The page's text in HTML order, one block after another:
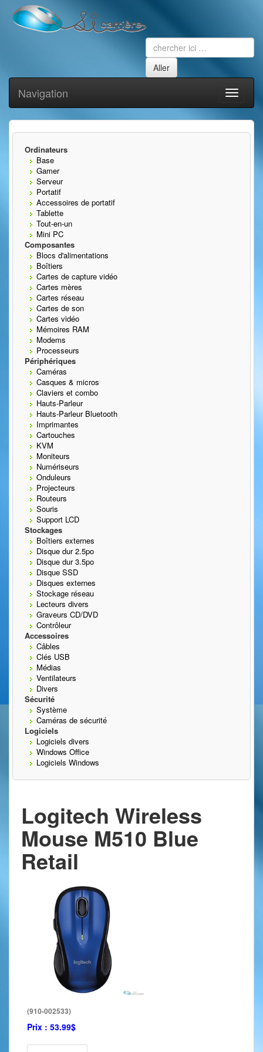
Toggle
Navigation
Ordinateurs
Base
Gamer
Serveur
Portatif
Accessoires de portatif
Tablette
Tout-en-un
Mini PC
Composantes
Blocs d'alimentations
Boîtiers
Cartes de capture vidéo
Cartes mères
Cartes réseau
Cartes de son
Cartes vidéo
Mémoires RAM
Modems
Processeurs
Périphériques
Caméras
Casques & micros
Claviers et combo
Hauts-Parleur
Hauts-Parleur Bluetooth
Imprimantes
Cartouches
KVM
Moniteurs
Numériseurs
Onduleurs
Projecteurs
Routeurs
Souris
Support LCD
Stockages
Boîtiers externes
Disque dur 2.5po
Disque dur 3.5po
Disque SSD
Disques externes
Stockage réseau
Lecteurs divers
Graveurs CD/DVD
Contrôleur
Accessoires
Câbles
Clés USB
Médias
Ventilateurs
Divers
Sécurité
Système
Caméras de sécurité
Logiciels
Logiciels divers
Windows Office
Logiciels Windows
Logitech Wireless
Mouse M510 Blue
Retail
(910-002533)
Prix : 53.99$